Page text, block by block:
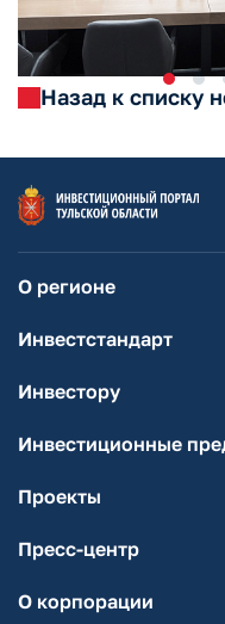
Назад к списку
О регионе
Инвестстандарт
Инвестору
Инвестиционные
Проекты
Пресс-центр
О корпорации